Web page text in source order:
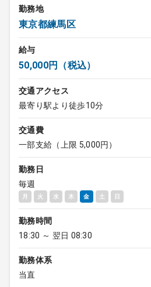
勤務地
東京都練馬区
給与
50,000円（税込）
交通アクセス
最寄り駅より徒歩10分
交通費
一部支給（上限 5,000円）
勤務日
毎週
月 火 水 木 金 土 日
勤務時間
18:30 ～ 翌日 08:30
勤務体系
当直